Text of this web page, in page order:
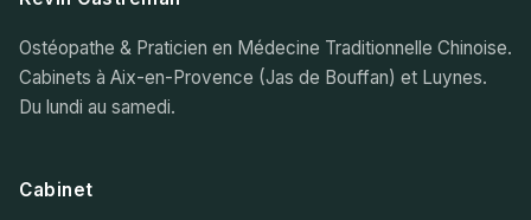
Ostéopathe & Praticien en Médecine Traditionnelle Chinoise.
Cabinets à Aix-en-Provence (Jas de Bouffan) et Luynes.
Du lundi au samedi.
Cabinet